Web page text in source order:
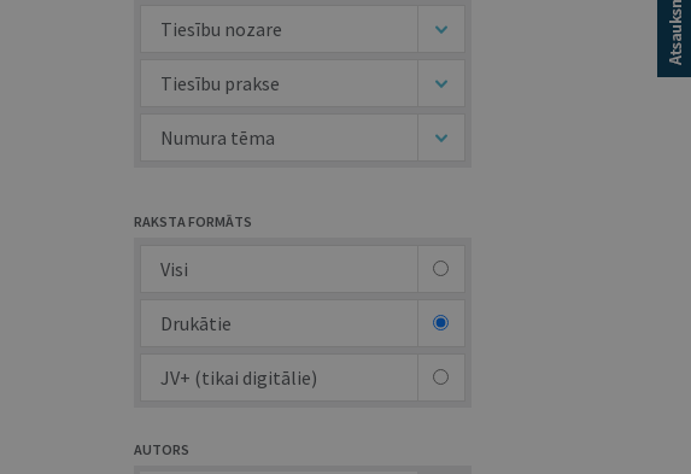
Tiesību nozare
Tiesību prakse
Numura tēma
RAKSTA FORMĀTS
Visi
Drukātie
JV+ (tikai digitālie)
AUTORS